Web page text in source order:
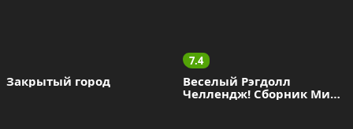
Закрытый город
7.4
Веселый Рэгдолл
Челлендж! Сборник Мини